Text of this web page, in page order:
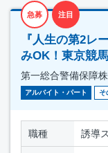
急募 注目
『人生の第2レ
みOK！東京競
第一総合警備保障
アルバイト・パート そ
職種 誘導